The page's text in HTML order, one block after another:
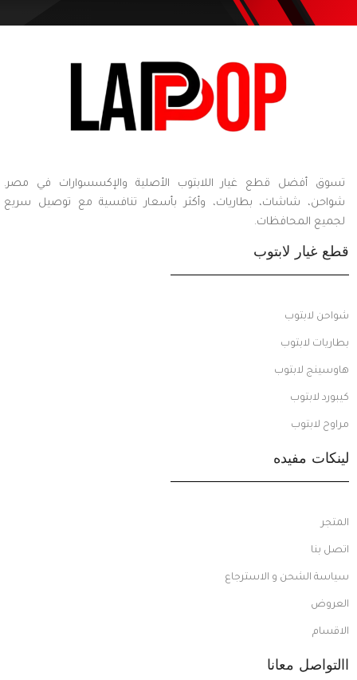
تسوق أفضل قطع غيار اللابتوب الأصلية والإكسسوارات في مصر.
شواحن، شاشات، بطاريات، وأكثر بأسعار تنافسية مع توصيل سريع
لجميع المحافظات.
قطع غيار لابتوب
شواحن لابتوب
بطاريات لابتوب
هاوسينج لابتوب
كيبورد لابتوب
مراوح لابتوب
لينكات مفيده
المتجر
اتصل بنا
سياسة الشحن و الاسترجاع
العروض
الاقسام
االتواصل معانا